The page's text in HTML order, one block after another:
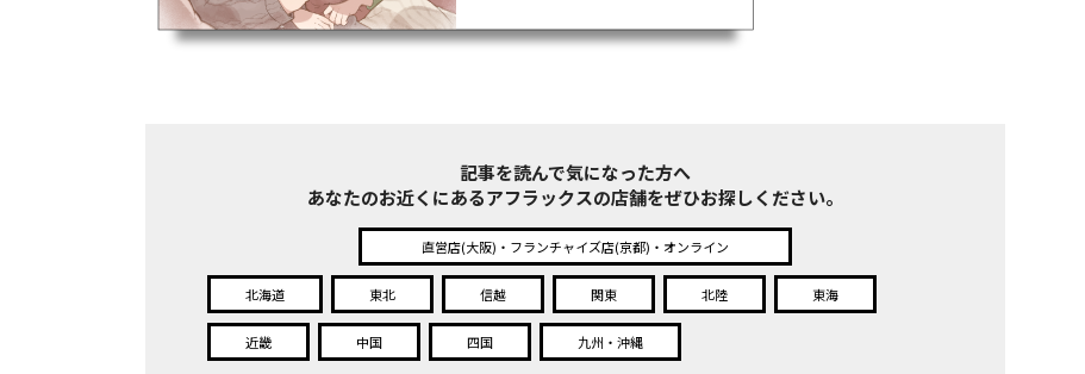
記事を読んで気になった方へ
あなたのお近くにあるアフラックスの店舗をぜひお探しください。
直営店(大阪)・フランチャイズ店(京都)・オンライン
北海道 東北 信越 関東 北陸 東海
近畿 中国 四国 九州・沖縄